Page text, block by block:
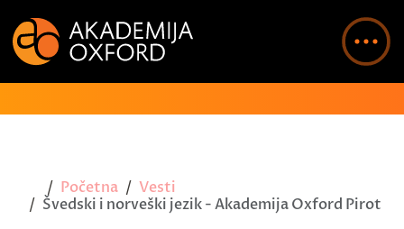
Početna
Vesti
Švedski i norveški jezik - Akademija Oxford Pirot